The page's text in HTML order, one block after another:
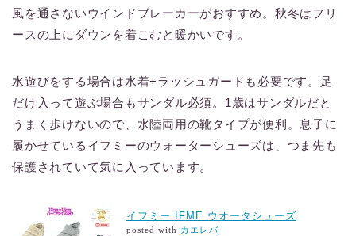
風を通さないウインドブレーカーがおすすめ。秋冬はフリ
ースの上にダウンを着こむと暖かいです。
水遊びをする場合は水着+ラッシュガードも必要です。足
だけ入って遊ぶ場合もサンダル必須。1歳はサンダルだと
うまく歩けないので、水陸両用の靴タイプが便利。息子に
履かせているイフミーのウォーターシューズは、つま先も
保護されていて気に入っています。
イフミー IFME ウオータシューズ
posted with カエレバ